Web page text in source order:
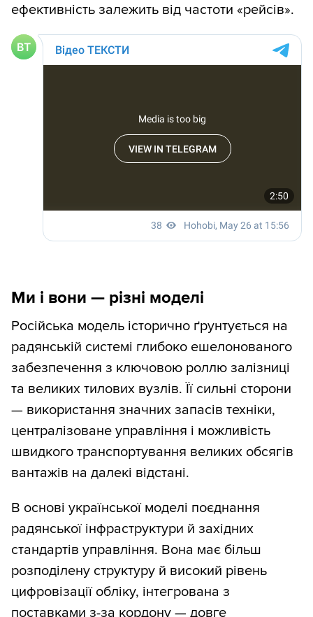
ефективність залежить від частоти «рейсів».
Ми і вони — різні моделі
Російська модель історично ґрунтується на
радянській системі глибоко ешелонованого
забезпечення з ключовою роллю залізниці
та великих тилових вузлів. Її сильні сторони
— використання значних запасів техніки,
централізоване управління і можливість
швидкого транспортування великих обсягів
вантажів на далекі відстані.
В основі української моделі поєднання
радянської інфраструктури й західних
стандартів управління. Вона має більш
розподілену структуру й високий рівень
цифровізації обліку, інтегрована з
поставками з-за кордону — довге